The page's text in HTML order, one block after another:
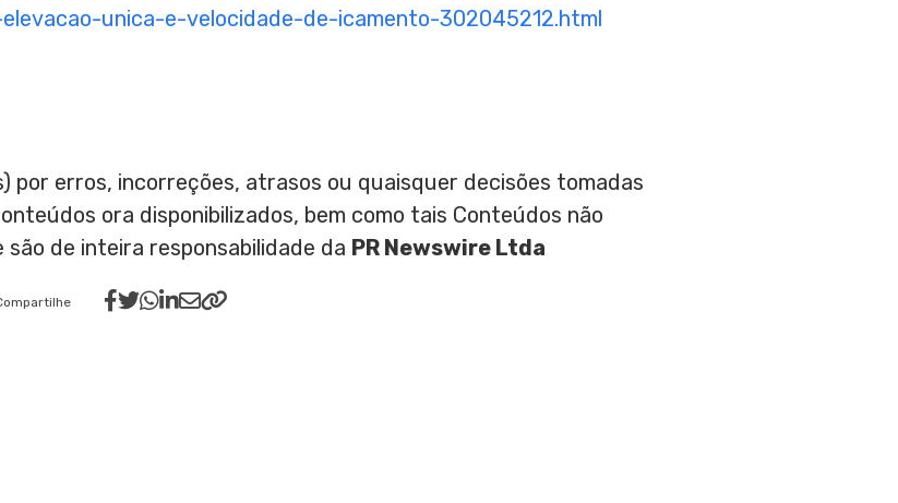
unica-e-velocidade-de-icamento-302045212.html
por erros, incorreções, atrasos ou quaisquer decisões tomadas
ora disponibilizados, bem como tais Conteúdos não
são de inteira responsabilidade da PR Newswire Ltda